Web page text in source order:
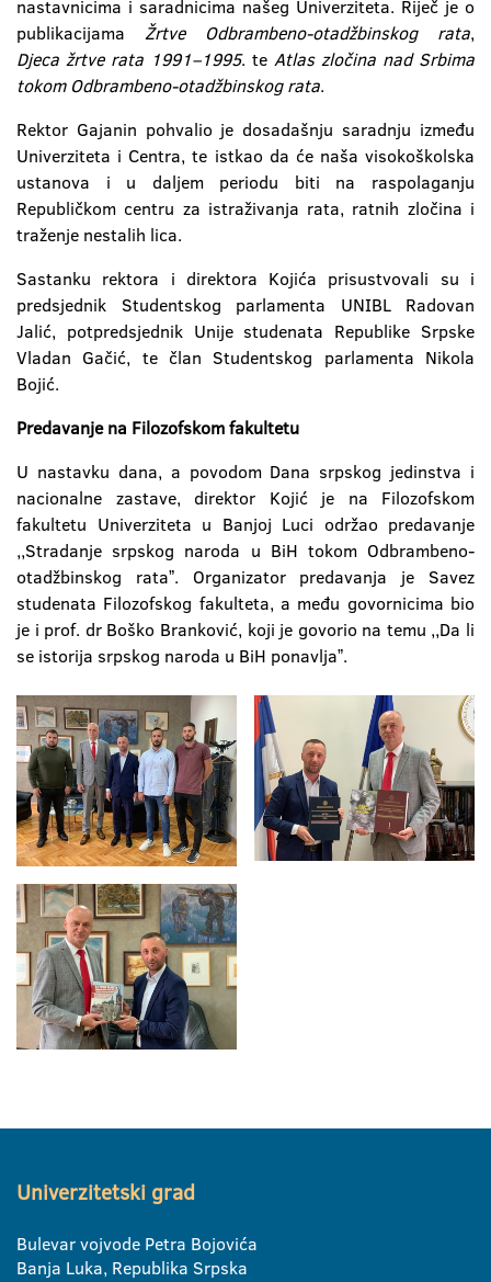
nastavnicima i saradnicima našeg Univerziteta. Riječ je o
publikacijama Žrtve Odbrambeno-otadžbinskog rata,
Djeca žrtve rata 1991–1995. te Atlas zločina nad Srbima
tokom Odbrambeno-otadžbinskog rata.
Rektor Gajanin pohvalio je dosadašnju saradnju između
Univerziteta i Centra, te istkao da će naša visokoškolska
ustanova i u daljem periodu biti na raspolaganju
Republičkom centru za istraživanja rata, ratnih zločina i
traženje nestalih lica.
Sastanku rektora i direktora Kojića prisustvovali su i
predsjednik Studentskog parlamenta UNIBL Radovan
Jalić, potpredsjednik Unije studenata Republike Srpske
Vladan Gačić, te član Studentskog parlamenta Nikola
Bojić.
Predavanje na Filozofskom fakultetu
U nastavku dana, a povodom Dana srpskog jedinstva i
nacionalne zastave, direktor Kojić je na Filozofskom
fakultetu Univerziteta u Banjoj Luci održao predavanje
,,Stradanje srpskog naroda u BiH tokom Odbrambeno-
otadžbinskog rataˮ. Organizator predavanja je Savez
studenata Filozofskog fakulteta, a među govornicima bio
je i prof. dr Boško Branković, koji je govorio na temu ,,Da li
se istorija srpskog naroda u BiH ponavljaˮ.
Univerzitetski grad
Bulevar vojvode Petra Bojovića
Banja Luka, Republika Srpska